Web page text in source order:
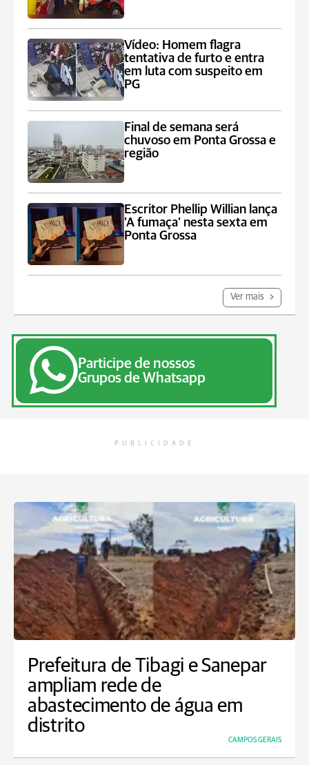
Vídeo: Homem flagra
tentativa de furto e entra
em luta com suspeito em
PG
Final de semana será
chuvoso em Ponta Grossa e
região
Escritor Phellip Willian lança
'A fumaça' nesta sexta em
Ponta Grossa
Ver mais
Participe de nossos
Grupos de Whatsapp
PUBLICIDADE
Prefeitura de Tibagi e Sanepar
ampliam rede de
abastecimento de água em
distrito
CAMPOS GERAIS